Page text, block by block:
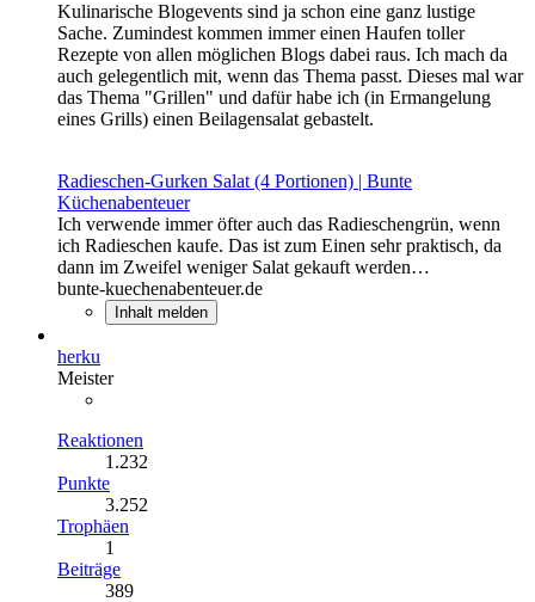
Kulinarische Blogevents sind ja schon eine ganz lustige
Sache. Zumindest kommen immer einen Haufen toller
Rezepte von allen möglichen Blogs dabei raus. Ich mach da
auch gelegentlich mit, wenn das Thema passt. Dieses mal war
das Thema "Grillen" und dafür habe ich (in Ermangelung
eines Grills) einen Beilagensalat gebastelt.
Radieschen-Gurken Salat (4 Portionen) | Bunte
Küchenabenteuer
Ich verwende immer öfter auch das Radieschengrün, wenn
ich Radieschen kaufe. Das ist zum Einen sehr praktisch, da
dann im Zweifel weniger Salat gekauft werden…
bunte-kuechenabenteuer.de
Inhalt melden
herku
Meister
Reaktionen
1.232
Punkte
3.252
Trophäen
1
Beiträge
389